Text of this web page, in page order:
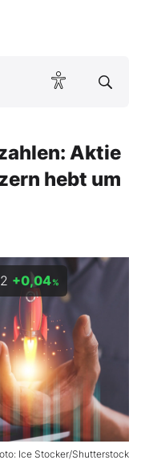
Aktie
hebt um
Ice Stocker/Shutterstock
+0,04%